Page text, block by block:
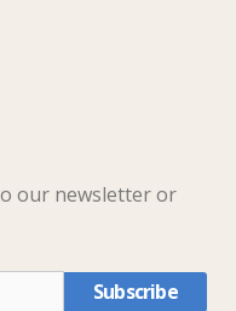
our newsletter or
Subscribe